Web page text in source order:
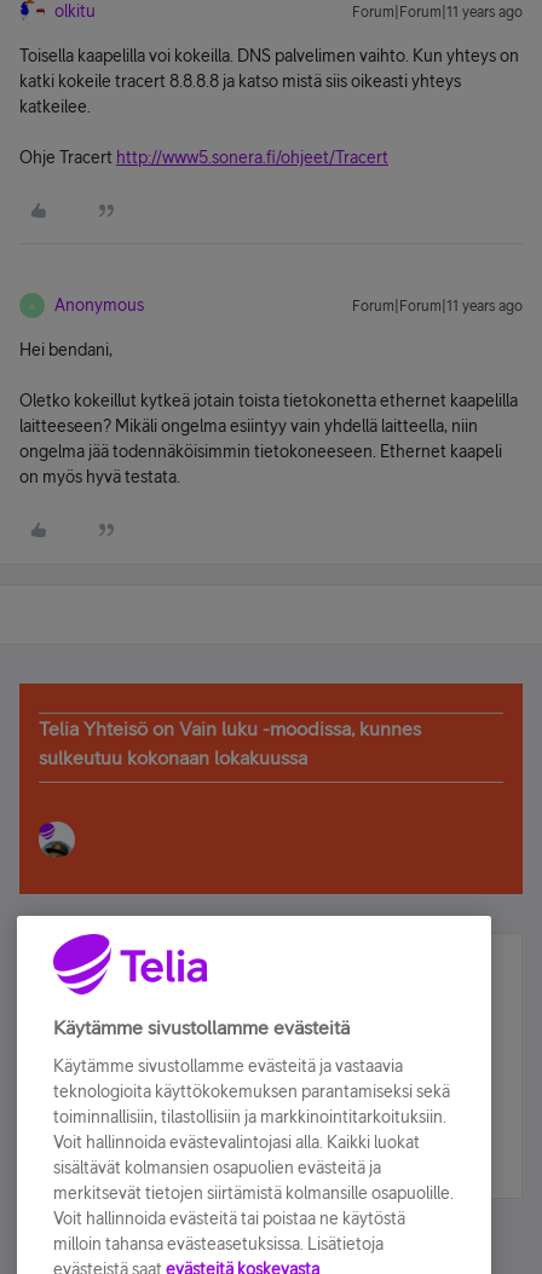
olkitu Forum|Forum|11 years ago
Toisella kaapelilla voi kokeilla. DNS palvelimen vaihto. Kun yhteys on
katki kokeile tracert 8.8.8.8 ja katso mistä siis oikeasti yhteys
katkeilee.
Ohje Tracert http://www5.sonera.fi/ohjeet/Tracert
A Anonymous Forum|Forum|11 years ago
Hei bendani,
Oletko kokeillut kytkeä jotain toista tietokonetta ethernet kaapelilla
laitteeseen? Mikäli ongelma esiintyy vain yhdellä laitteella, niin
ongelma jää todennäköisimmin tietokoneeseen. Ethernet kaapeli
on myös hyvä testata.
Telia Yhteisö on Vain luku -moodissa, kunnes
sulkeutuu kokonaan lokakuussa
Älä jää paitsi – osallistu ja voita!
Tilaa Telian uutiskirje ja olet mukana arvonnassa.
sähköpostiisi.
Tilaa nyt
Käytämme sivustollamme evästeitä
Käytämme sivustollamme evästeitä ja vastaavia
teknologioita käyttökokemuksen parantamiseksi sekä
toiminnallisiin, tilastollisiin ja markkinointitarkoituksiin.
Voit hallinnoida evästevalintojasi alla. Kaikki luokat
sisältävät kolmansien osapuolien evästeitä ja
merkitsevät tietojen siirtämistä kolmansille osapuolille.
Voit hallinnoida evästeitä tai poistaa ne käytöstä
milloin tahansa evästeasetuksissa. Lisätietoja
evästeistä saat evästeitä koskevasta